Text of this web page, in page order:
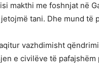
makthi me foshnjat në
tani. Dhe mund të
vazhdimisht
e civilëve të